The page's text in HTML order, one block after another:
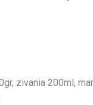
zivania 200ml,